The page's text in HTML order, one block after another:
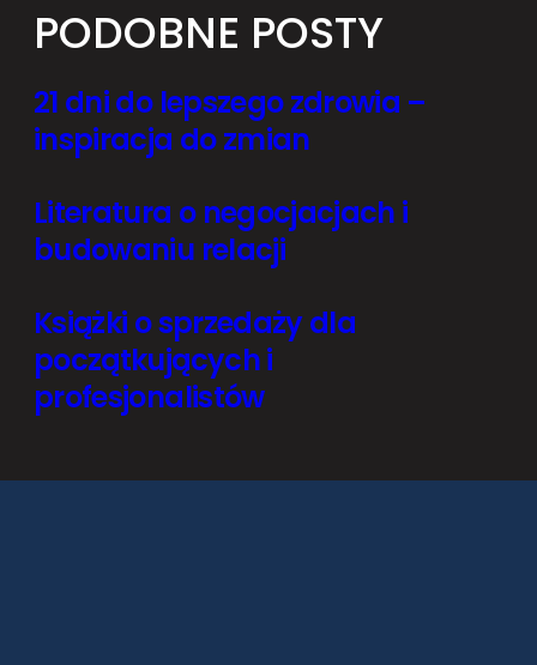
PODOBNE POSTY
21 dni do lepszego zdrowia –
inspiracja do zmian
Literatura o negocjacjach i
budowaniu relacji
Książki o sprzedaży dla
początkujących i
profesjonalistów